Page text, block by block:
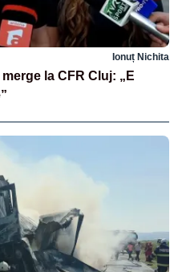
Ionuț Nichita
la CFR Cluj: „E